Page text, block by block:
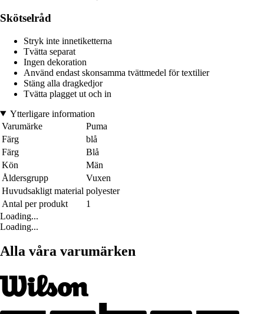
Skötselråd
Stryk inte innetiketterna
Tvätta separat
Ingen dekoration
Använd endast skonsamma tvättmedel för textilier
Stäng alla dragkedjor
Tvätta plagget ut och in
Ytterligare information
Varumärke
Puma
Färg
blå
Färg
Blå
Kön
Män
Åldersgrupp
Vuxen
Huvudsakligt material polyester
Antal per produkt
1
Loading...
Loading...
Alla våra varumärken